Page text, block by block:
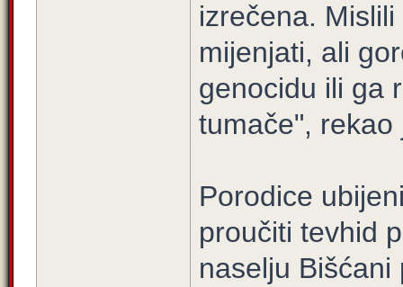
izrečena.
mijenjati, ali
genocidu ili ga
tumače",
Porodice
proučiti tevhid
naselju